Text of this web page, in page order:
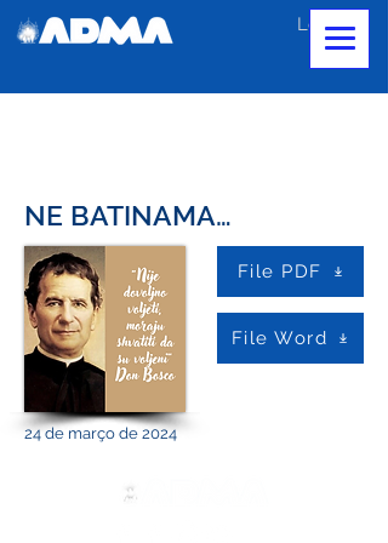
Login
NE BATINAMA…
File PDF
File Word
24 de março de 2024